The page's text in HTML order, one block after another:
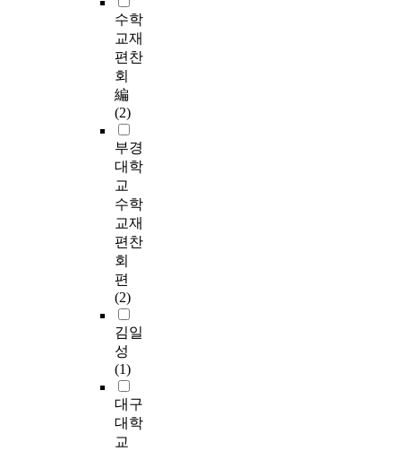
수학
교재
편찬
회
編
(2)
부경
대학
교
수학
교재
편찬
회
편
(2)
김일
성
(1)
대구
대학
교